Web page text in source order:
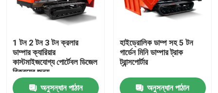
আমাদের সম্পর্কে
কারখানা ভ্রমণ
1 টন 2 টন 3 টন ক্রলার
ডাম্পার ক্যারিয়ার
কাস্টমাইজযোগ্য পোর্টেবল ডিজেল
বিক্রয়ের জন্য
অনুসন্ধান পাঠান
হাইড্রোলিক ডাম্প সহ 5 টন
গার্ডেন মিনি ডাম্পার ট্রাক
ট্রান্সপোর্টার
অনুসন্ধান পাঠান